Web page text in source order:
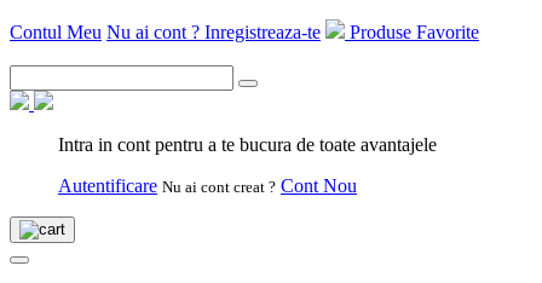
Contul Meu Nu ai cont ? Inregistreaza-te Produse Favorite
Intra in cont pentru a te bucura de toate avantajele
Autentificare Nu ai cont creat ? Cont Nou